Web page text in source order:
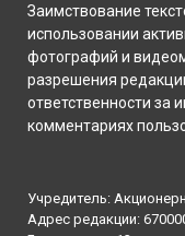
Заимствование
использовании
фотографий и
разрешения
ответственности
комментариях
Учредитель:
Адрес редакции: